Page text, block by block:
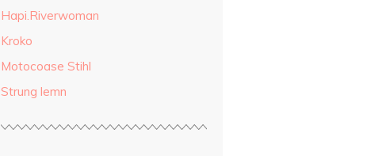
Hapi.Riverwoman
Kroko
Motocoase Stihl
Strung lemn